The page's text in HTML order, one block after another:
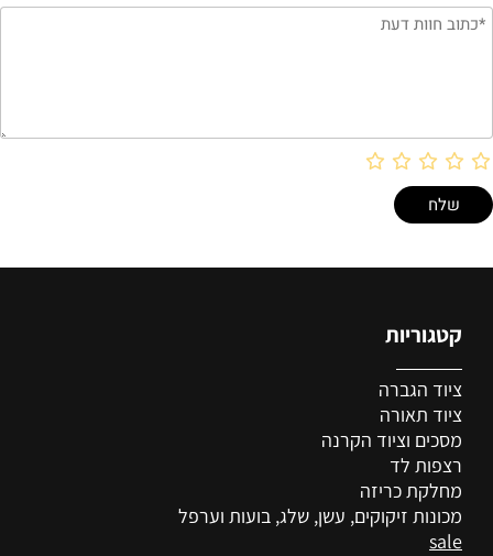
קטגוריות
ציוד הגברה
ציוד תאורה
מסכים וציוד הקרנה
רצפות לד
מחלקת כריזה
מכונות זיקוקים, עשן, שלג, בועות וערפל
sale